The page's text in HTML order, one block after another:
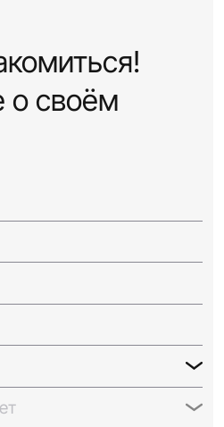
о своём